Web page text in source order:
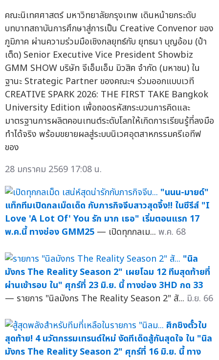
คณะนิเทศศาสตร์ มหาวิทยาลัยกรุงเทพ เดินหน้ายกระดับ
บทบาทสถาบันการศึกษาสู่การเป็น Creative Convenor ของ
ภูมิภาค ผ่านความร่วมมือเชิงกลยุทธ์กับ ยุทธนา บุญอ้อม (ป๋า
เต็ด) Senior Executive Vice President Showbiz
GMM SHOW บริษัท จีเอ็มเอ็ม มิวสิค จำกัด (มหาชน) ใน
ฐานะ Strategic Partner ของคณะฯ ร่วมออกแบบเวที
CREATIVE SPARK 2026: THE FIRST TAKE Bangkok
University Edition เพื่อถอดรหัสกระบวนการคิดและ
มาตรฐานการผลิตคอนเทนต์ระดับโลกให้เกิดการเรียนรู้ที่ลงมือ
ทำได้จริง พร้อมขยายผลสู่ระบบนิเวศอุตสาหกรรมครีเอทีฟ
ของ
28 มกราคม 2569 17:08 น.
"นนน-มายด์"
แท็กทีมเปิดกลเม็ดเด็ด กับภารกิจจีบสาวสุดจึ้ง!! ในซีรีส์ "I
Love 'A Lot Of' You รัก มาก เธอ" เริ่มตอนแรก 17
พ.ค.นี้ ทางช่อง GMM25 — เปิดทุกกลเม... พ.ค. 68
"นิล
มังกร The Reality Season 2" เผยโฉม 12 ทีมสุดท้ายที่
ผ่านเข้ารอบ ใน" ศุกร์ที่ 23 มิ.ย. นี้ ทางช่อง 3HD กด 33
— รายการ "นิลมังกร The Reality Season 2" สั... มิ.ย. 66
ศึกชิงตั๋วใบ
สุดท้าย! 4 นวัตกรรมเทรนด์ใหม่ งัดทีเด็ดสู้กันสุดใจ ใน "นิล
มังกร The Reality Season 2" ศุกร์ที่ 16 มิ.ย. นี้ ทาง